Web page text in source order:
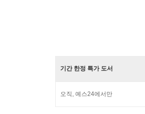
기간 한정 특가 도서
오직, 예스24에서만